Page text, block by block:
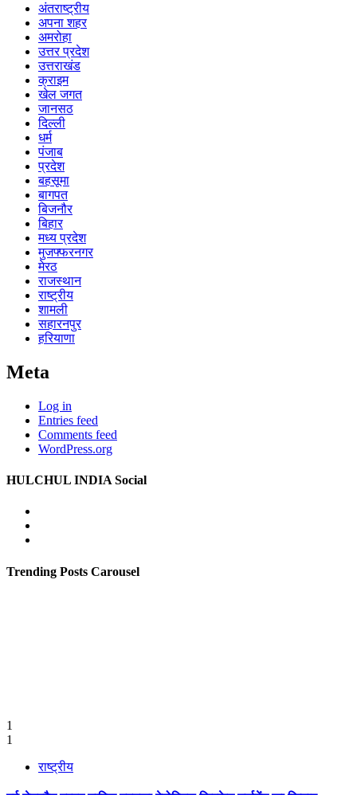
अंतराष्ट्रीय
अपना शहर
अमरोहा
उत्तर प्रदेश
उत्तराखंड
क्राइम
खेल जगत
जानसठ
दिल्ली
धर्म
पंजाब
प्रदेश
बहसूमा
बागपत
बिजनौर
बिहार
मध्य प्रदेश
मुजफ्फरनगर
मेरठ
राजस्थान
राष्ट्रीय
शामली
सहारनपुर
हरियाणा
Meta
Log in
Entries feed
Comments feed
WordPress.org
HULCHUL INDIA Social
Trending Posts Carousel
1
1
राष्ट्रीय